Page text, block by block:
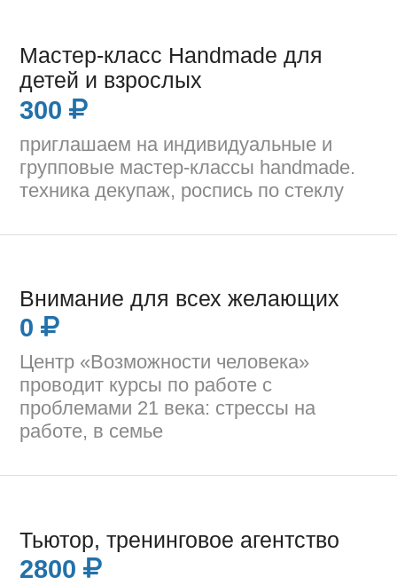
Мастер-класс Handmade для
детей и взрослых
300
приглашаем на индивидуальные и
групповые мастер-классы handmade.
техника декупаж, роспись по стеклу
Внимание для всех желающих
0
Центр «Возможности человека»
проводит курсы по работе с
проблемами 21 века: стрессы на
работе, в семье
Тьютор, тренинговое агентство
2800